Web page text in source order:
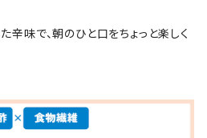
辛味で、朝のひと口をちょっと楽しく